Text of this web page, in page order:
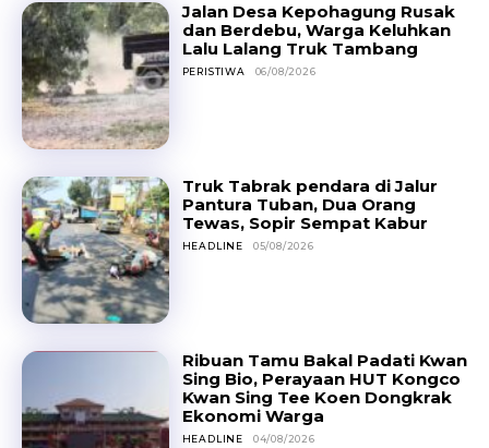
Jalan Desa Kepohagung Rusak
dan Berdebu, Warga Keluhkan
Lalu Lalang Truk Tambang
PERISTIWA 06/08/2026
Truk Tabrak pendara di Jalur
Pantura Tuban, Dua Orang
Tewas, Sopir Sempat Kabur
HEADLINE 05/08/2026
Ribuan Tamu Bakal Padati Kwan
Sing Bio, Perayaan HUT Kongco
Kwan Sing Tee Koen Dongkrak
Ekonomi Warga
HEADLINE 04/08/2026